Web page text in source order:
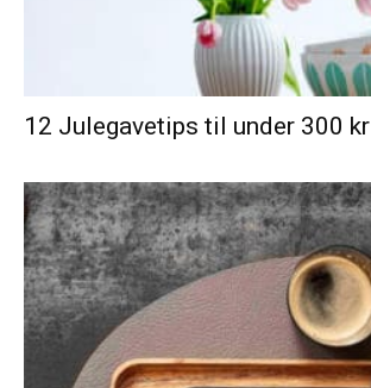
12 Julegavetips til under 300 kr